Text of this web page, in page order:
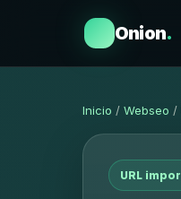
Onion.
Inicio / Webseo /
URL